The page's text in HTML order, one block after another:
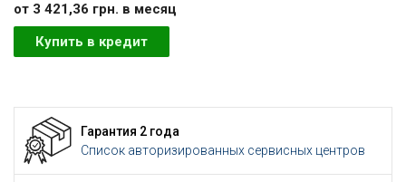
от 3 421,36 грн. в месяц
Купить в кредит
Гарантия 2 года
Список авторизированных сервисных центров